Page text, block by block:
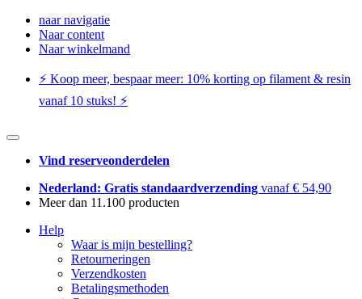
naar navigatie
Naar content
Naar winkelmand
⚡️ Koop meer, bespaar meer: ​​10% korting op filament & resin
vanaf 10 stuks! ⚡️
Vind reserveonderdelen
Nederland: Gratis standaardverzending vanaf € 54,90
Meer dan 11.100 producten
Help
Waar is mijn bestelling?
Retourneringen
Verzendkosten
Betalingsmethoden